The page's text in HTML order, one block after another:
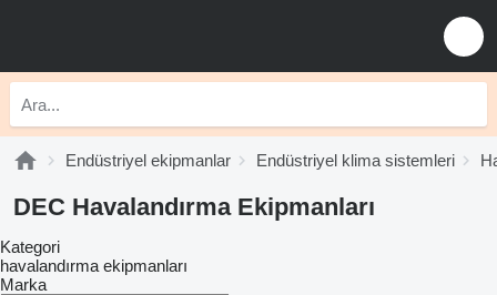
Endüstriyel ekipmanlar Endüstriyel klima sistemleri
DEC Havalandırma Ekipmanları
Kategori
havalandırma ekipmanları
Marka